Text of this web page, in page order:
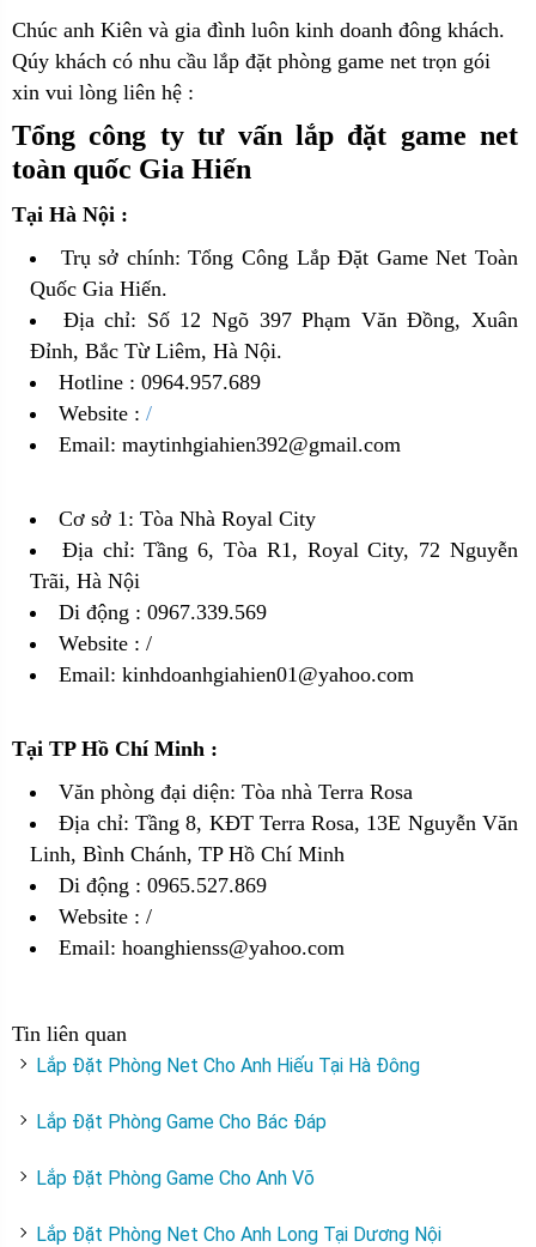
Chúc anh Kiên và gia đình luôn kinh doanh đông khách.
Qúy khách có nhu cầu lắp đặt phòng game net trọn gói
xin vui lòng liên hệ :
Tổng công ty tư vấn lắp đặt game net
toàn quốc Gia Hiến
Tại Hà Nội :
Trụ sở chính: Tổng Công Lắp Đặt Game Net Toàn
Quốc Gia Hiến.
Địa chỉ: Số 12 Ngõ 397 Phạm Văn Đồng, Xuân
Đỉnh, Bắc Từ Liêm, Hà Nội.
Hotline : 0964.957.689
Website : /
Email: maytinhgiahien392@gmail.com
Cơ sở 1: Tòa Nhà Royal City
Địa chỉ: Tầng 6, Tòa R1, Royal City, 72 Nguyễn
Trãi, Hà Nội
Di động : 0967.339.569
Website : /
Email: kinhdoanhgiahien01@yahoo.com
Tại TP Hồ Chí Minh :
Văn phòng đại diện: Tòa nhà Terra Rosa
Địa chỉ: Tầng 8, KĐT Terra Rosa, 13E Nguyễn Văn
Linh, Bình Chánh, TP Hồ Chí Minh
Di động : 0965.527.869
Website : /
Email: hoanghienss@yahoo.com
Tin liên quan
Lắp Đặt Phòng Net Cho Anh Hiếu Tại Hà Đông
Lắp Đặt Phòng Game Cho Bác Đáp
Lắp Đặt Phòng Game Cho Anh Võ
Lắp Đặt Phòng Net Cho Anh Long Tại Dương Nội